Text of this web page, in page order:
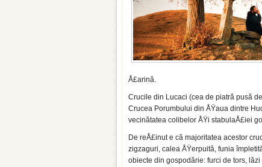
Å£arină.
Crucile din Lucaci (cea de piatră pusă
Crucea Porumbului din ÅŸaua din­tre
vecinătatea colibelor ÅŸi stabulaÅ£iei
De reÅ£inut e că majoritatea acestor
zigzaguri, calea ÅŸerpuită, funia
obiecte din gospodărie: furci de tors,